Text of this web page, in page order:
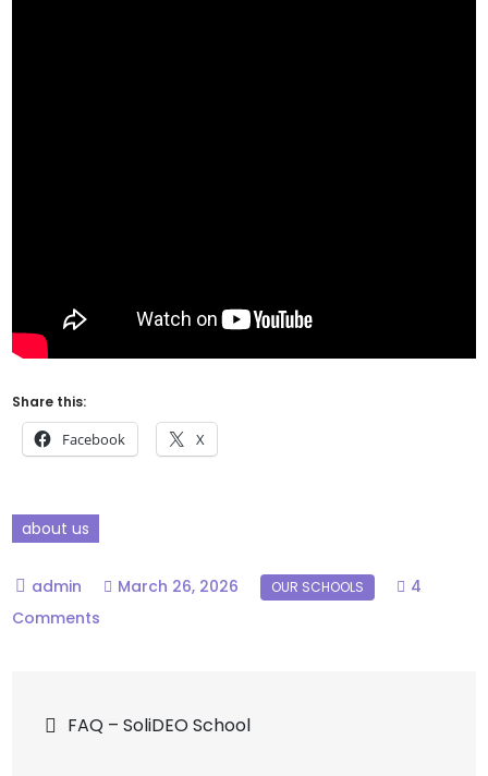
Share this:
Facebook X
about us
March 26, 2026
4
Comments
FAQ – SoliDEO School